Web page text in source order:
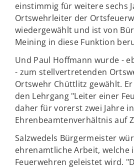
einstimmig für weitere sechs
Ortswehrleiter der
wiedergewählt und ist von
Meining in diese Funktion
Und Paul Hoffmann wurde -
- zum stellvertretenden
Ortswehr Chüttlitz gewählt.
den Lehrgang "Leiter einer
daher für vorerst zwei Jahre
Ehrenbeamtenverhältnis auf
Salzwedels Bürgermeister
ehrenamtliche Arbeit, welche
Feuerwehren geleistet wird.